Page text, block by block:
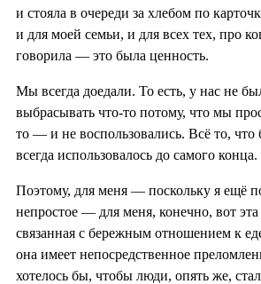
и стояла в очереди за хлебом по
и для моей семьи, и для всех тех, про
говорила — это была ценность.
Мы всегда доедали. То есть, у нас не
выбрасывать что-то потому, что мы
то — и не воспользовались. Всё то, что
всегда использовалось до самого конца.
Поэтому, для меня — поскольку я ещё
непростое — для меня, конечно, вот эта
связанная с бережным отношением к
она имеет непосредственное
хотелось бы, чтобы люди, опять же,